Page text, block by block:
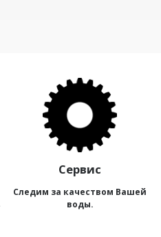
Сервис
Следим за качеством Вашей
воды.